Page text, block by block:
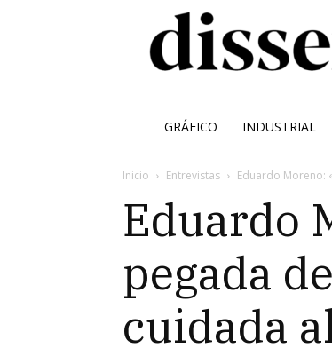
GRÁFICO INDUSTRIAL
Inicio Entrevistas Eduardo Moreno:
Eduardo
pegada
cuidada